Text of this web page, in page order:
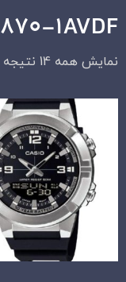
870-1AVDFساعت
نمایش همه 14 نتیجه